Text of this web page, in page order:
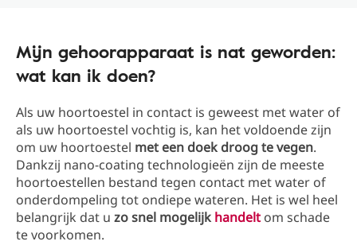
Mijn gehoorapparaat is nat geworden:
wat kan ik doen?
Als uw hoortoestel in contact is geweest met water of
als uw hoortoestel vochtig is, kan het voldoende zijn
om uw hoortoestel met een doek droog te vegen.
Dankzij nano-coating technologieën zijn de meeste
hoortoestellen bestand tegen contact met water of
onderdompeling tot ondiepe wateren. Het is wel heel
belangrijk dat u zo snel mogelijk handelt om schade
te voorkomen.